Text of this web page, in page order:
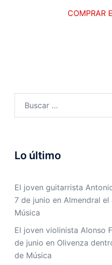
COMPRAR
Lo último
El joven guitarrista
7 de junio en Almendral
Música
El joven violinista Alonso
de junio en Olivenza
de Música